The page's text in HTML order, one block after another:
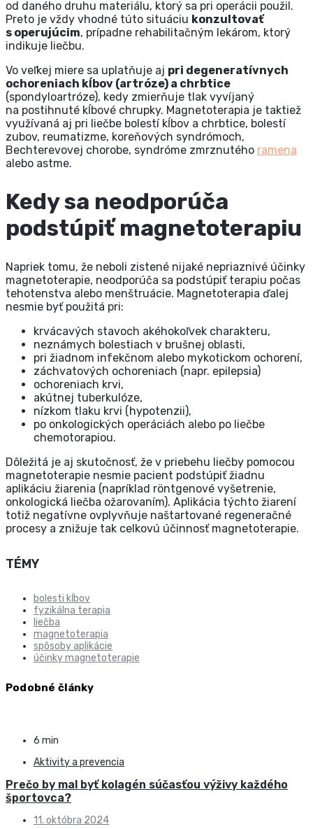
od daného druhu materiálu, ktorý sa pri operácii použil.
Preto je vždy vhodné túto situáciu konzultovať
s operujúcim, prípadne rehabilitačným lekárom, ktorý
indikuje liečbu.
Vo veľkej miere sa uplatňuje aj pri degeneratívnych
ochoreniach kĺbov (artróze) a chrbtice
(spondyloartróze), kedy zmierňuje tlak vyvíjaný
na postihnuté kĺbové chrupky. Magnetoterapia je taktiež
využívaná aj pri liečbe bolestí kĺbov a chrbtice, bolestí
zubov, reumatizme, koreňových syndrómoch,
Bechterevovej chorobe, syndróme zmrznutého ramena
alebo astme.
Kedy sa neodporúča
podstúpiť magnetoterapiu
Napriek tomu, že neboli zistené nijaké nepriaznivé účinky
magnetoterapie, neodporúča sa podstúpiť terapiu počas
tehotenstva alebo menštruácie. Magnetoterapia ďalej
nesmie byť použitá pri:
krvácavých stavoch akéhokoľvek charakteru,
neznámych bolestiach v brušnej oblasti,
pri žiadnom infekčnom alebo mykotickom ochorení,
záchvatových ochoreniach (napr. epilepsia)
ochoreniach krvi,
akútnej tuberkulóze,
nízkom tlaku krvi (hypotenzii),
po onkologických operáciách alebo po liečbe
chemotorapiou.
Dôležitá je aj skutočnosť, že v priebehu liečby pomocou
magnetoterapie nesmie pacient podstúpiť žiadnu
aplikáciu žiarenia (napríklad röntgenové vyšetrenie,
onkologická liečba ožarovaním). Aplikácia týchto žiarení
totiž negatívne ovplyvňuje naštartované regeneračné
procesy a znižuje tak celkovú účinnosť magnetoterapie.
TÉMY
bolesti kĺbov
fyzikálna terapia
liečba
magnetoterapia
spôsoby aplikácie
účinky magnetoterapie
Podobné články
6 min
Aktivity a prevencia
Prečo by mal byť kolagén súčasťou výživy každého
športovca?
11. októbra 2024